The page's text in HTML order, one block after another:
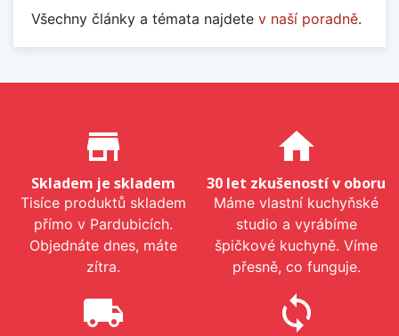
Všechny články a témata najdete v naší poradně.
Proč nakupovat u nás?
store_mall_directory
Skladem je skladem
Tisíce produktů skladem
přímo v Pardubicích.
Objednáte dnes, máte
zítra.
home
30 let zkušeností v oboru
Máme vlastní kuchyňské
studio a vyrábíme
špičkové kuchyně. Víme
přesně, co funguje.
local_shipping sync